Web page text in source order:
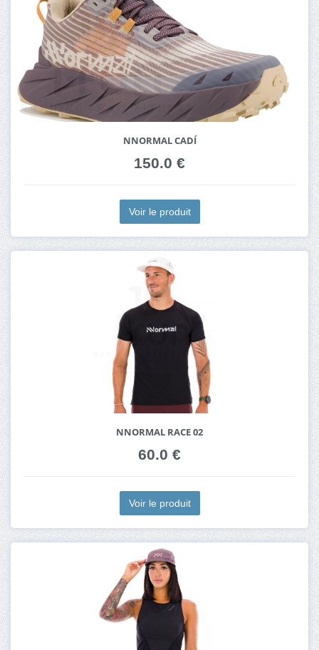
NNORMAL CADÍ
150.0 €
Voir le produit
NNORMAL RACE 02
60.0 €
Voir le produit